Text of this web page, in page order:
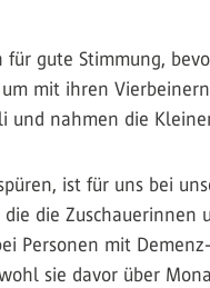
für gute Stimmung,
mit ihren
nahmen die
ist für uns bei
die
Personen mit
sie davor über